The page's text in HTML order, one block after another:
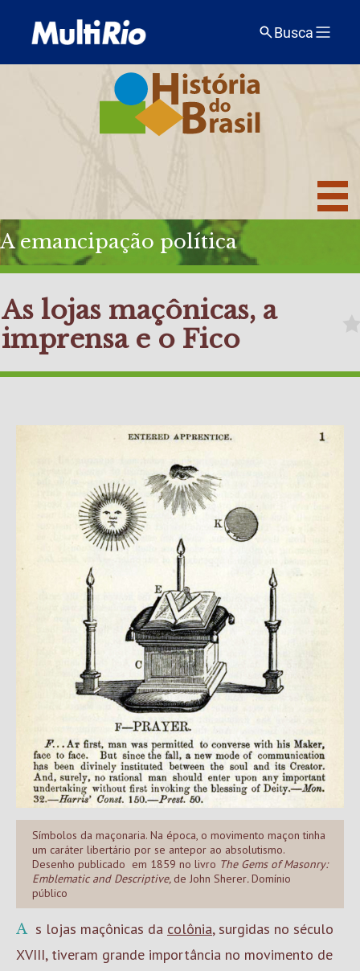
Busca
A emancipação política
As lojas maçônicas, a
imprensa e o Fico
Símbolos da maçonaria. Na época, o movimento maçon tinha
um caráter libertário por se antepor ao absolutismo.
Desenho publicado em 1859 no livro The Gems of Masonry:
Emblematic and Descriptive, de John Sherer.Domínio
público
As lojas maçônicas da colônia, surgidas no século
XVIII, tiveram grande importância no movimento de